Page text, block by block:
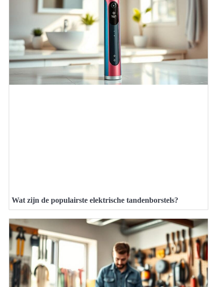
Wat zijn de populairste elektrische tandenborstels?